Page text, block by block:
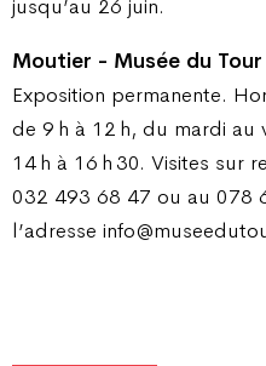
jusqu’au 26 juin.
Moutier - Musée du
Exposition permanente.
de 9 h à 12 h, du mardi au
14 h à 16 h 30. Visites sur
032 493 68 47 ou au 078
l’adresse